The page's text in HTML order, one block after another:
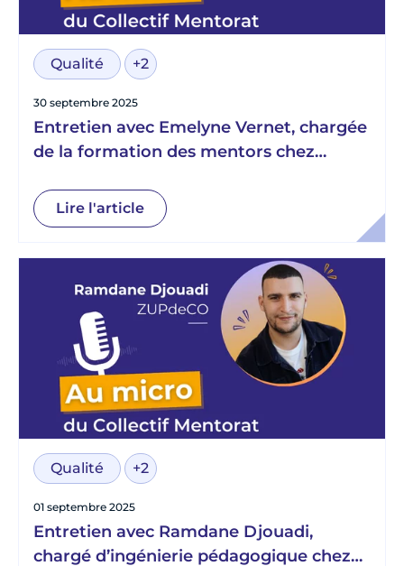
Qualité +2
30 septembre 2025
Entretien avec Emelyne Vernet, chargée
de la formation des mentors chez
Lire l'article
Qualité +2
01 septembre 2025
Entretien avec Ramdane Djouadi,
chargé d’ingénierie pédagogique chez